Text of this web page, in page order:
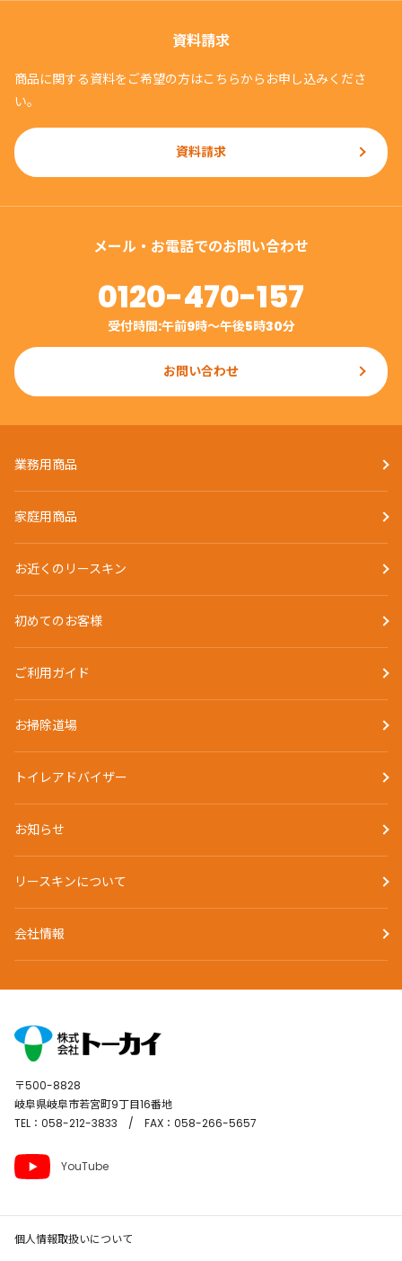
資料請求
商品に関する資料をご希望の方はこちらからお申し込みくださ
い。
資料請求
メール・お電話でのお問い合わせ
0120-470-157
受付時間:午前9時〜午後5時30分
お問い合わせ
業務用商品
家庭用商品
お近くのリースキン
初めてのお客様
ご利用ガイド
お掃除道場
トイレアドバイザー
お知らせ
リースキンについて
会社情報
〒500-8828
岐阜県岐阜市若宮町9丁目16番地
TEL：058-212-3833 / FAX：058-266-5657
YouTube
個人情報取扱いについて